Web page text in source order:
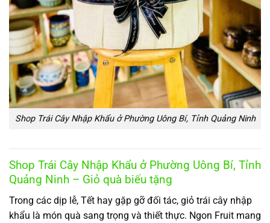
Shop Trái Cây Nhập Khẩu ở Phường Uông Bí, Tỉnh Quảng Ninh
Shop Trái Cây Nhập Khẩu ở Phường Uông Bí, Tỉnh
Quảng Ninh – Giỏ quà biếu tặng
Trong các dịp lễ, Tết hay gặp gỡ đối tác, giỏ trái cây nhập
khẩu là món quà sang trọng và thiết thực. Ngon Fruit mang